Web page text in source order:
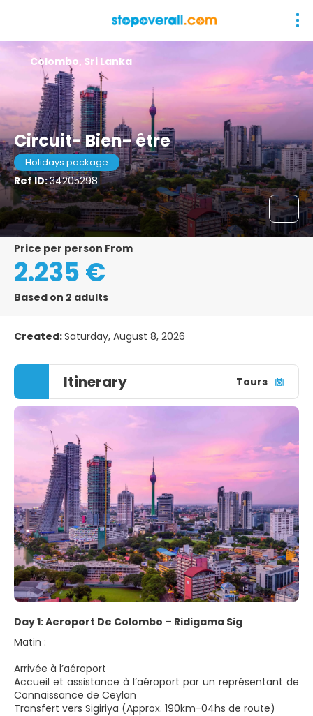
Circuit- Bien- être
Holidays package
Ref ID:34205298
Colombo, Sri Lanka
price per person From
2.235 €
Based on 2 adults
Created:Saturday, August 8, 2026
Itinerary Tours
Day 1: Aeroport De Colombo – Ridigama Sig
Matin :
Arrivée à l’aéroport
Accueil et assistance à l’aéroport par un représentant de
Connaissance de Ceylan
Transfert vers Sigiriya (Approx. 190km-04hs de route)